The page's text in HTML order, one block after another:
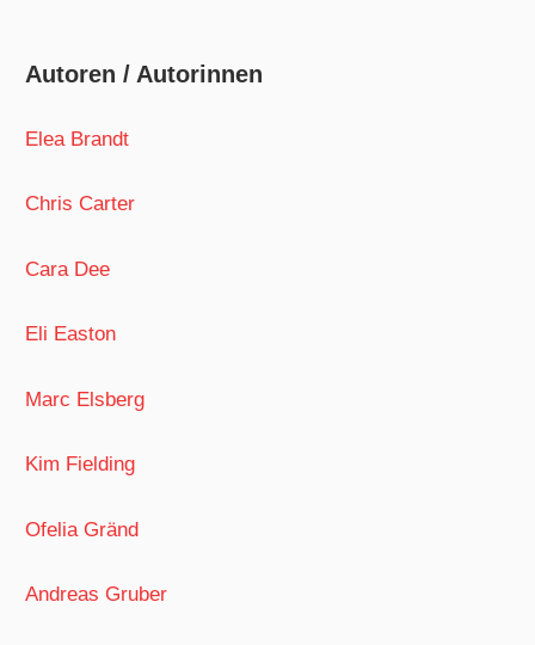
Autoren / Autorinnen
Elea Brandt
Chris Carter
Cara Dee
Eli Easton
Marc Elsberg
Kim Fielding
Ofelia Gränd
Andreas Gruber